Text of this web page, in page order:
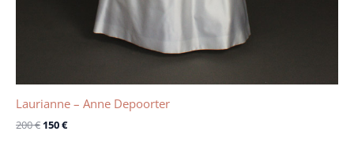
Laurianne – Anne Depoorter
200€ 150€